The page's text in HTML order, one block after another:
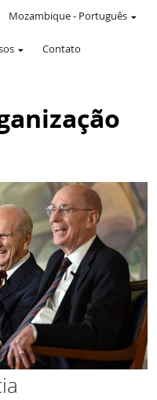
Contato
Mozambique- Português